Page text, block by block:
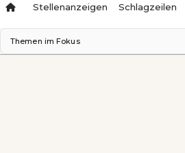
Stellenanzeigen Schlagzeilen
Themen im Fokus